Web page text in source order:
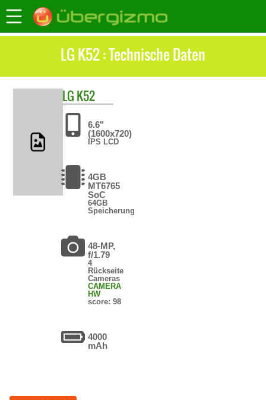
LG K52 : Technische Daten
LG K52
6.6"
(1600x720)
IPS LCD
4GB
MT6765
SoC
64GB
Speicherung
48-MP,
f/1.79
4
Rückseite
Cameras
CAMERA
HW
score: 98
4000
mAh